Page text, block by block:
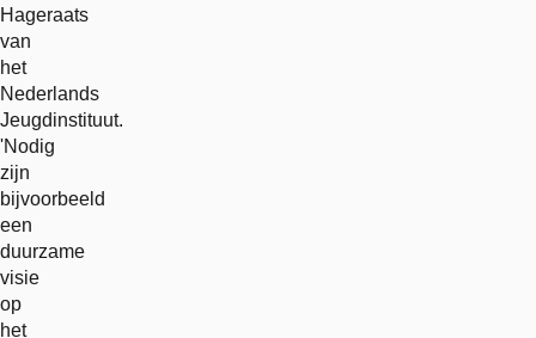
Hageraats
van
het
Nederlands
Jeugdinstituut.
'Nodig
zijn
bijvoorbeeld
een
duurzame
visie
op
het